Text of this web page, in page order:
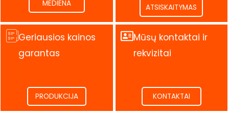
MEDIENA
ATSISKAITYMAS
Geriausios kainos
garantas
.
PRODUKCIJA
Mūsų kontaktai ir
rekvizitai
.
KONTAKTAI